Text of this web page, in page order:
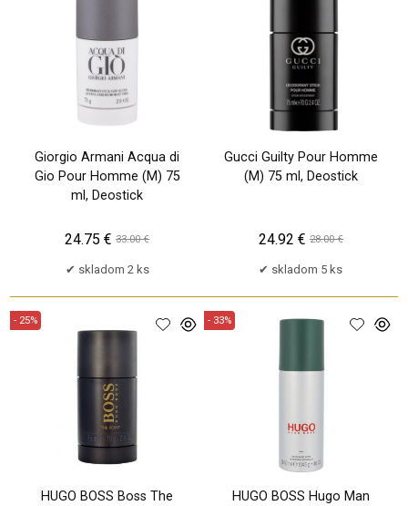
Giorgio Armani Acqua di
Gio Pour Homme (M) 75
ml, Deostick
skladom 2 ks
24.75 € 33.00 €
Gucci Guilty Pour Homme
(M) 75 ml, Deostick
skladom 5 ks
24.92 € 28.00 €
HUGO BOSS Boss The
- 25%
HUGO BOSS Hugo Man
- 33%